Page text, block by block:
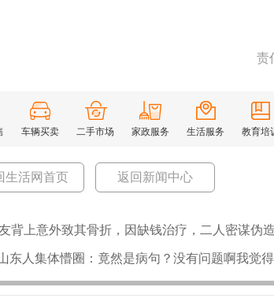
责
车辆买卖 二手市场 家政服务 生活服务 教育培
生活网首页 返回新闻中心
背上意外致其骨折，因缺钱治疗，二人密谋伪
东人集体懵圈：竟然是病句？没有问题啊我觉得